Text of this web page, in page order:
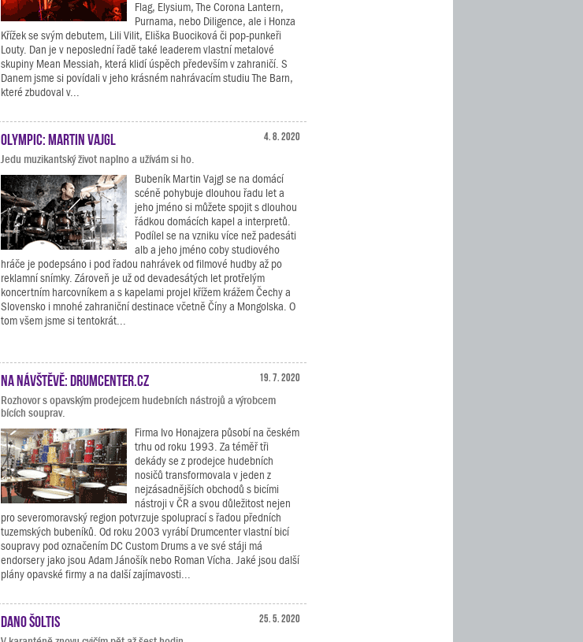
Flag, Elysium, The Corona Lantern,
Purnama, nebo Diligence, ale i Honza
Křížek se svým debutem, Lili Vilit, Eliška Buociková či pop-punkeři
Louty. Dan je v neposlední řadě také leaderem vlastní metalové
skupiny Mean Messiah, která klidí úspěch především v zahraničí. S
Danem jsme si povídali v jeho krásném nahrávacím studiu The Barn,
které zbudoval v...
4. 8. 2020
Olympic: Martin Vajgl
Jedu muzikantský život naplno a užívám si ho.
Bubeník Martin Vajgl se na domácí
scéně pohybuje dlouhou řadu let a
jeho jméno si můžete spojit s dlouhou
řádkou domácích kapel a interpretů.
Podílel se na vzniku více než padesáti
alb a jeho jméno coby studiového
hráče je podepsáno i pod řadou nahrávek od filmové hudby až po
reklamní snímky. Zároveň je už od devadesátých let protřelým
koncertním harcovníkem a s kapelami projel křížem krážem Čechy a
Slovensko i mnohé zahraniční destinace včetně Číny a Mongolska. O
tom všem jsme si tentokrát...
19. 7. 2020
Na návštěvě: Drumcenter.cz
Rozhovor s opavským prodejcem hudebních nástrojů a výrobcem
bících souprav.
Firma Ivo Honajzera působí na českém
trhu od roku 1993. Za téměř tři
dekády se z prodejce hudebních
nosičů transformovala v jeden z
nejzásadnějších obchodů s bicími
nástroji v ČR a svou důležitost nejen
pro severomoravský region potvrzuje spoluprací s řadou předních
tuzemských bubeníků. Od roku 2003 vyrábí Drumcenter vlastní bicí
soupravy pod označením DC Custom Drums a ve své stáji má
endorsery jako jsou Adam Jánošík nebo Roman Vícha. Jaké jsou další
plány opavské firmy a na další zajímavosti...
25. 5. 2020
Dano Šoltis